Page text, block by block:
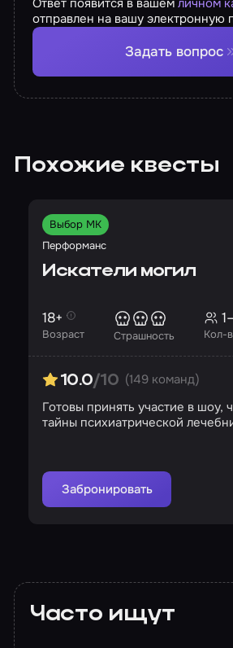
отправлен на вашу электронную
Задать вопрос
Похожие квесты
Выбор МК
Перформанс
Искатели могил
Возраст
18+
Страшность Кол-
10.0/10 (149 команд)
Готовы принять участие в шоу,
тайны психиатрической
Забронировать
Часто ищут